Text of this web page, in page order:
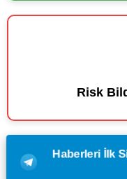
Risk
Haberleri İlk